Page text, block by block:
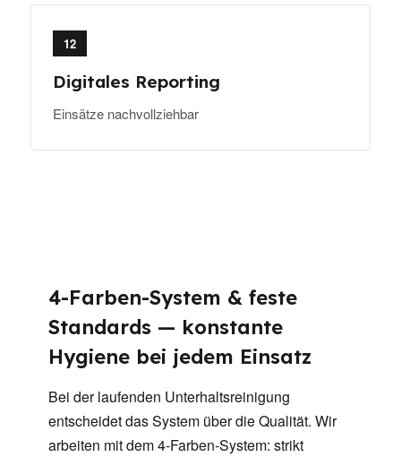
12
Digitales Reporting
Einsätze nachvollziehbar
4-Farben-System & feste
Standards — konstante
Hygiene bei jedem Einsatz
Bei der laufenden Unterhaltsreinigung
entscheidet das System über die Qualität. Wir
arbeiten mit dem 4-Farben-System: strikt